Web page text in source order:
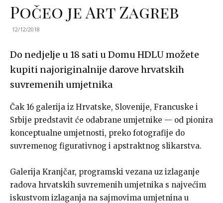
Počeo je Art Zagreb
12/12/2018
Do nedjelje u 18 sati u Domu HDLU možete
kupiti najoriginalnije darove hrvatskih
suvremenih umjetnika
Čak 16 galerija iz Hrvatske, Slovenije, Francuske i
Srbije predstavit će odabrane umjetnike — od pionira
konceptualne umjetnosti, preko fotografije do
suvremenog figurativnog i apstraktnog slikarstva.
Galerija Kranjčar, programski vezana uz izlaganje
radova hrvatskih suvremenih umjetnika s najvećim
iskustvom izlaganja na sajmovima umjetnina u